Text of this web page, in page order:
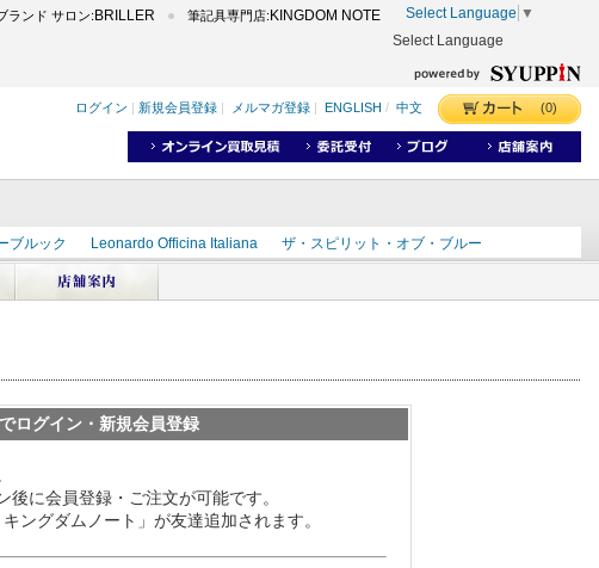
ランド サロン: BRILLER 筆記具専門店: KINGDOM NOTE Select Language ▼
Select Language
ログイン 新規会員登録 メルマガ登録 ENGLISH / 中文 (0)
ブルック Leonardo Officina Italiana
ザ・スピリット・オブ・ブルー
ティ ラインD
ンシリーズ カヴゼットインク スーベレーン
モンブラン
ログイン・新規会員登録
に会員登録・ご注文が可能です。
ングダムノート」が友達追加されます。